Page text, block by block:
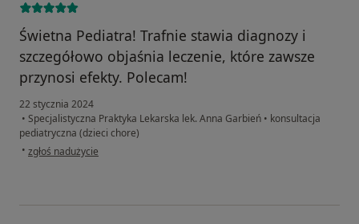
Świetna Pediatra! Trafnie stawia diagnozy i
szczegółowo objaśnia leczenie, które zawsze
przynosi efekty. Polecam!
22 stycznia 2024
• Specjalistyczna Praktyka Lekarska lek. Anna Garbień • konsultacja
pediatryczna (dzieci chore)
• w opinii użytkownika Sylwia P
zgłoś nadużycie